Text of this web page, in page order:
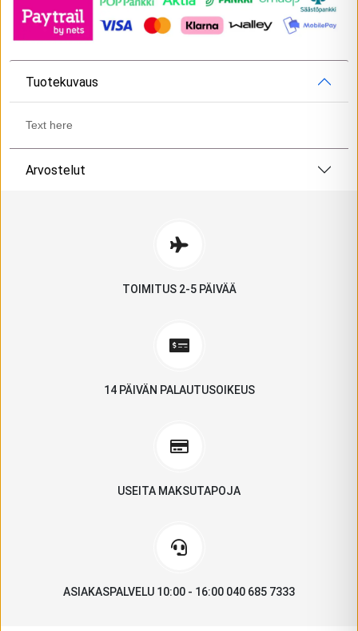
Tuotekuvaus
Text here
Arvostelut
TOIMITUS 2-5 PÄIVÄÄ
14 PÄIVÄN PALAUTUSOIKEUS
USEITA MAKSUTAPOJA
ASIAKASPALVELU 10:00 - 16:00 040 685 7333